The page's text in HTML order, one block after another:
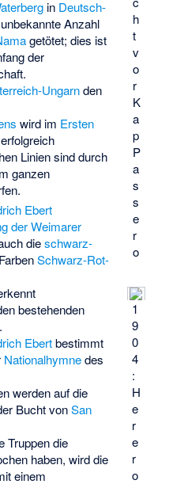
h
t
v
o
r
K
a
p
P
a
s
s
e
r
o
1
9
0
4
:
H
e
r
e
r
o
in Deutsch-
Anzahl
getötet; dies ist
der
Ungarnden
wird im Ersten
Linien sind durch
ganzen
Ebert
der Weimarer
dieschwarz-
Schwarz-Rot-
bestehenden
Ebertbestimmt
Nationalhymnedes
werden auf die
Bucht vonSan
Truppen die
haben, wird die
einem